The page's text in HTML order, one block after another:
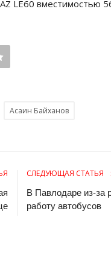
LE60 вместимостью
Асаин Байханов
СЛЕДУЮЩАЯ СТАТЬЯ
В Павлодаре из-за
работу автобусов